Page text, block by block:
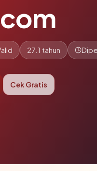
27.1 tahun
Cek Gratis